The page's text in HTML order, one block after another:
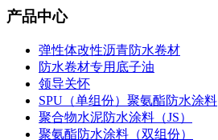
产品中心
弹性体改性沥青防水卷材
防水卷材专用底子油
领导关怀
SPU（单组份）聚氨酯防水涂料
聚合物水泥防水涂料（JS）
聚氨酯防水涂料（双组份）